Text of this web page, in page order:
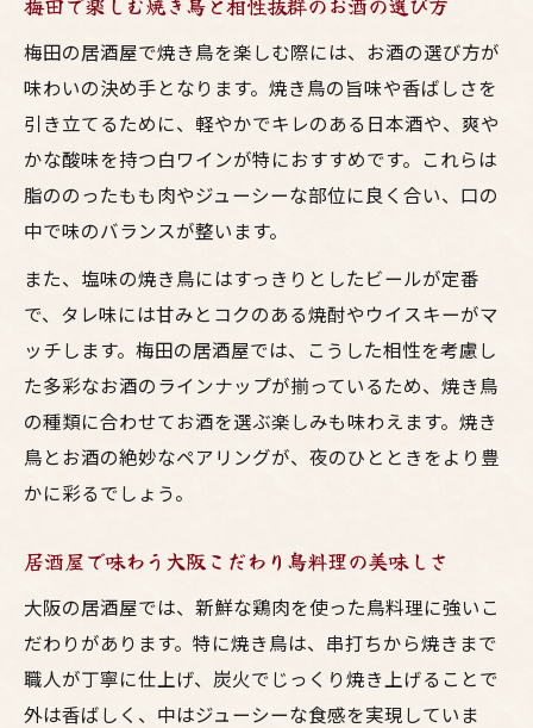
梅田の居酒屋で焼き鳥を楽しむ際には、お酒の選び方が
味わいの決め手となります。焼き鳥の旨味や香ばしさを
引き立てるために、軽やかでキレのある日本酒や、爽や
かな酸味を持つ白ワインが特におすすめです。これらは
脂ののったもも肉やジューシーな部位に良く合い、口の
中で味のバランスが整います。
また、塩味の焼き鳥にはすっきりとしたビールが定番
で、タレ味には甘みとコクのある焼酎やウイスキーがマ
ッチします。梅田の居酒屋では、こうした相性を考慮し
た多彩なお酒のラインナップが揃っているため、焼き鳥
の種類に合わせてお酒を選ぶ楽しみも味わえます。焼き
鳥とお酒の絶妙なペアリングが、夜のひとときをより豊
かに彩るでしょう。
居酒屋で味わう大阪こだわり鳥料理の美味しさ
大阪の居酒屋では、新鮮な鶏肉を使った鳥料理に強いこ
だわりがあります。特に焼き鳥は、串打ちから焼きまで
職人が丁寧に仕上げ、炭火でじっくり焼き上げることで
外は香ばしく、中はジューシーな食感を実現していま